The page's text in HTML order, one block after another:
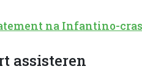
na Infantino-
assisteren